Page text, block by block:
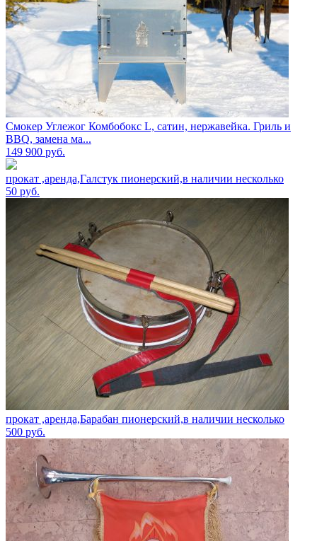
Смокер Углежог Комбобокс L, сатин, нержавейка. Гриль и
BBQ, замена ма...
149 900 руб.
прокат ,аренда,Галстук пионерский,в наличии несколько
50 руб.
прокат ,аренда,Барабан пионерский,в наличии несколько
500 руб.